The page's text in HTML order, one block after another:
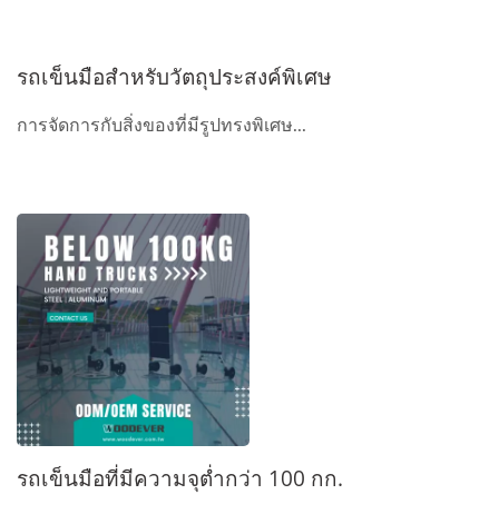
รถเข็นมือสำหรับวัตถุประสงค์พิเศษ
การจัดการกับสิ่งของที่มีรูปทรงพิเศษ...
รถเข็นมือที่มีความจุต่ำกว่า 100 กก.